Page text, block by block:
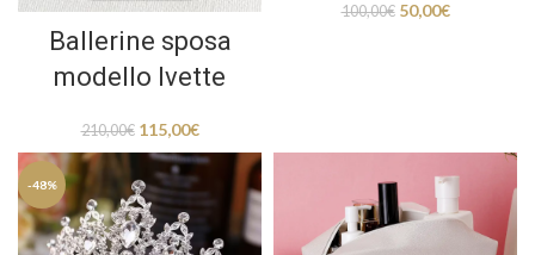
Ballerine sposa
modello Ivette
210,00€ 115,00€
100,00€ 50,00€
-48%